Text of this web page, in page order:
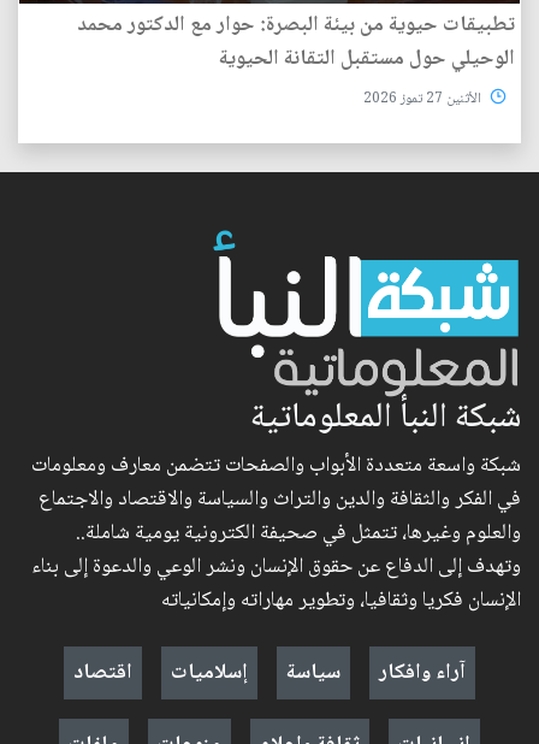
تطبيقات حيوية من بيئة البصرة: حوار مع الدكتور محمد
الوحيلي حول مستقبل التقانة الحيوية
الأثنين 27 تموز 2026
شبكة النبأ المعلوماتية
شبكة واسعة متعددة الأبواب والصفحات تتضمن معارف ومعلومات
في الفكر والثقافة والدين والتراث والسياسة والاقتصاد والاجتماع
والعلوم وغيرها، تتمثل في صحيفة الكترونية يومية شاملة..
وتهدف إلى الدفاع عن حقوق الإنسان ونشر الوعي والدعوة إلى بناء
الإنسان فكريا وثقافيا، وتطوير مهاراته وإمكانياته
آراء وافكار
سياسة إسلاميات
اقتصاد